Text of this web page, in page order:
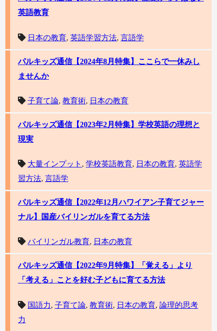
英語教育
日本の教育, 英語学習方法, 言語学
パルキッズ通信【2024年8月特集】ここらで一休みし
ませんか
子育て論, 教育術, 日本の教育
パルキッズ通信【2023年2月特集】学校英語の理想と
現実
大量インプット , 学校英語教育, 日本の教育, 英語学
習方法, 言語学
パルキッズ通信【2022年12月ハワイアン子育てジャー
ナル】国産バイリンガルを育てる方法
バイリンガル教育, 日本の教育
パルキッズ通信【2022年9月特集】「覚える」より
「考える」ことを好む子どもに育てる方法
国語力, 子育て論, 教育術, 日本の教育, 論理的思考
力